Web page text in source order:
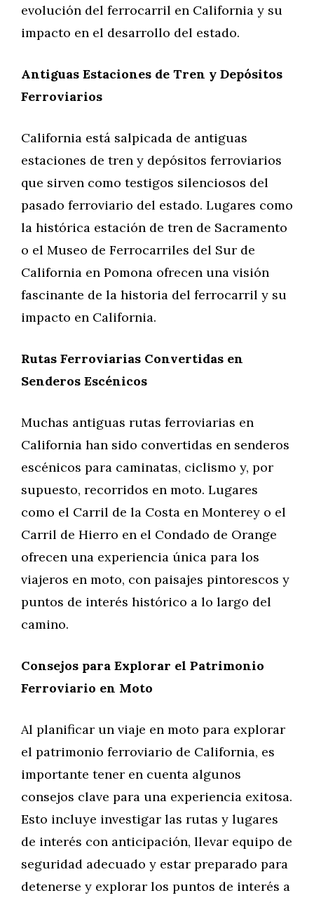
evolución del ferrocarril en California y su
impacto en el desarrollo del estado.
Antiguas Estaciones de Tren y Depósitos
Ferroviarios
California está salpicada de antiguas
estaciones de tren y depósitos ferroviarios
que sirven como testigos silenciosos del
pasado ferroviario del estado. Lugares como
la histórica estación de tren de Sacramento
o el Museo de Ferrocarriles del Sur de
California en Pomona ofrecen una visión
fascinante de la historia del ferrocarril y su
impacto en California.
Rutas Ferroviarias Convertidas en
Senderos Escénicos
Muchas antiguas rutas ferroviarias en
California han sido convertidas en senderos
escénicos para caminatas, ciclismo y, por
supuesto, recorridos en moto. Lugares
como el Carril de la Costa en Monterey o el
Carril de Hierro en el Condado de Orange
ofrecen una experiencia única para los
viajeros en moto, con paisajes pintorescos y
puntos de interés histórico a lo largo del
camino.
Consejos para Explorar el Patrimonio
Ferroviario en Moto
Al planificar un viaje en moto para explorar
el patrimonio ferroviario de California, es
importante tener en cuenta algunos
consejos clave para una experiencia exitosa.
Esto incluye investigar las rutas y lugares
de interés con anticipación, llevar equipo de
seguridad adecuado y estar preparado para
detenerse y explorar los puntos de interés a